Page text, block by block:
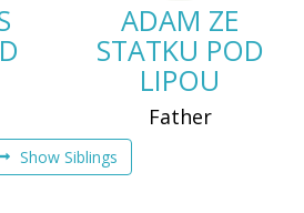
ADAM ZE
STATKU POD
LIPOU
Father
Show Siblings